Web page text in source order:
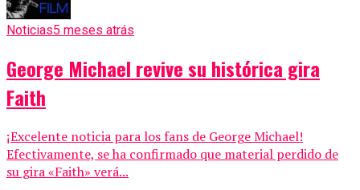
Noticias5 meses atrás
George Michael revive su histórica gira
Faith
¡Excelente noticia para los fans de George Michael!
Efectivamente, se ha confirmado que material perdido de
su gira «Faith» verá...